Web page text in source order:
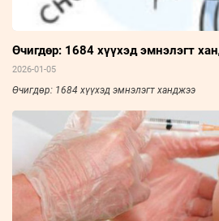
Өчигдөр: 1684 хүүхэд эмнэлэгт
2026-01-05
Өчигдөр: 1684 хүүхэд эмнэлэгт ханджээ